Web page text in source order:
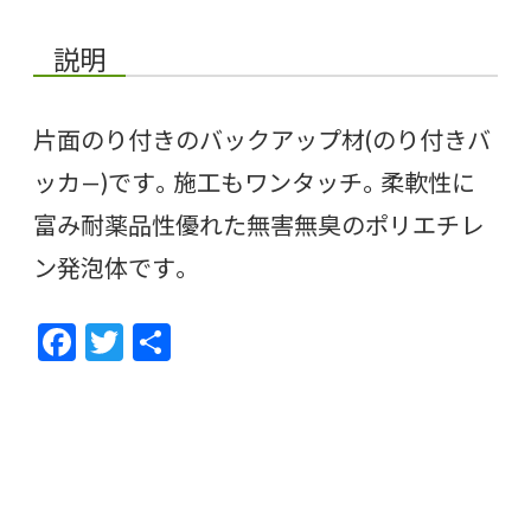
説明
片面のり付きのバックアップ材(のり付きバ
ッカ—)です。施工もワンタッチ。柔軟性に
富み耐薬品性優れた無害無臭のポリエチレ
ン発泡体です。
F
ac
T
w